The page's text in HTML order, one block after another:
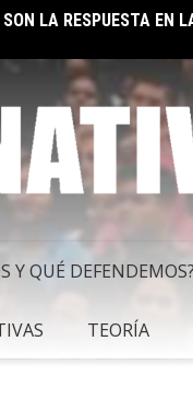
SER SOCIALISTA
Y QUÉ DEFENDEMOS?
TEORÍA